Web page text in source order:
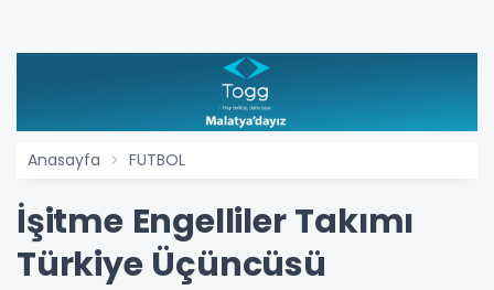
Anasayfa FUTBOL
İşitme Engelliler Takımı
Türkiye Üçüncüsü